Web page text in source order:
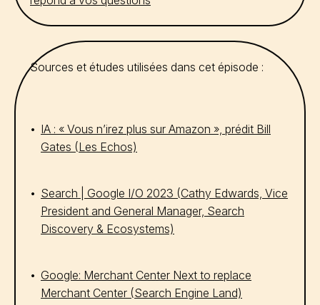
Sources et études utilisées dans cet épisode :
IA : « Vous n’irez plus sur Amazon », prédit Bill
Gates (Les Echos)
Search | Google I/O 2023 (Cathy Edwards, Vice
President and General Manager, Search
Discovery & Ecosystems)
Google: Merchant Center Next to replace
Merchant Center (Search Engine Land)